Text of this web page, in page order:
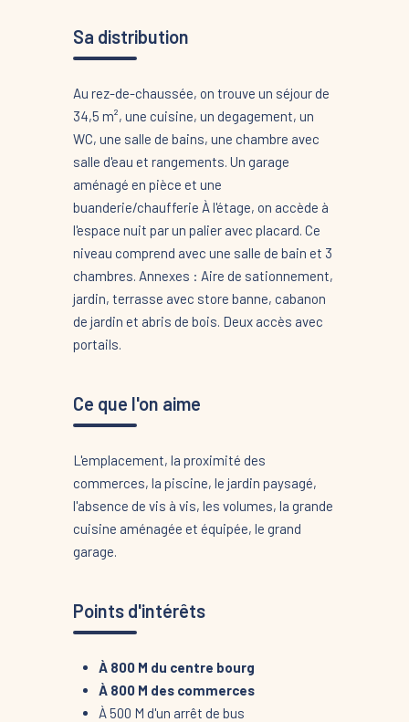
Sa distribution
Au rez-de-chaussée, on trouve un séjour de
34,5 m², une cuisine, un degagement, un
WC, une salle de bains, une chambre avec
salle d'eau et rangements. Un garage
aménagé en pièce et une
buanderie/chaufferie À l'étage, on accède à
l'espace nuit par un palier avec placard. Ce
niveau comprend avec une salle de bain et 3
chambres. Annexes : Aire de sationnement,
jardin, terrasse avec store banne, cabanon
de jardin et abris de bois. Deux accès avec
portails.
Ce que l'on aime
L'emplacement, la proximité des
commerces, la piscine, le jardin paysagé,
l'absence de vis à vis, les volumes, la grande
cuisine aménagée et équipée, le grand
garage.
Points d'intérêts
À 800 M du centre bourg
À 800 M des commerces
À 500 M d'un arrêt de bus